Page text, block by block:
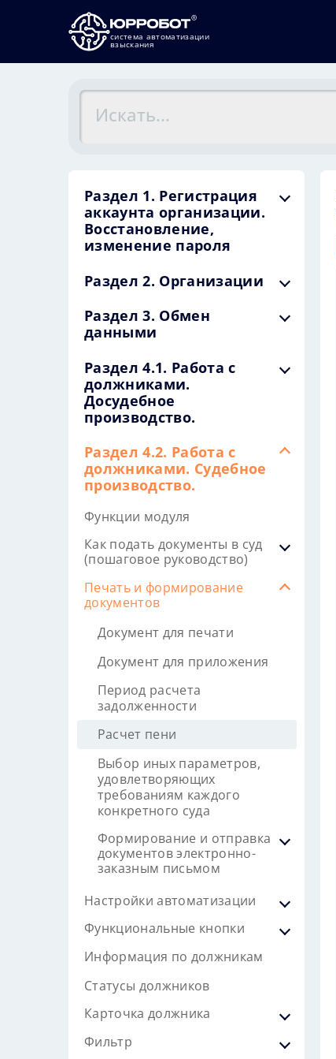
система автоматизации
взыскания
Раздел 1. Регистрация
аккаунта организации.
Восстановление,
изменение пароля
Раздел 2. Организации
Раздел 3. Обмен
данными
Раздел 4.1. Работа с
должниками.
Досудебное
производство.
Раздел 4.2. Работа с
должниками. Судебное
производство.
Функции модуля
Как подать документы в суд
(пошаговое руководство)
Печать и формирование
документов
Документ для печати
Документ для приложения
Период расчета
задолженности
Расчет пени
Выбор иных параметров,
удовлетворяющих
требованиям каждого
конкретного суда
Формирование и отправка
документов электронно-
заказным письмом
Настройки автоматизации
Функциональные кнопки
Информация по должникам
Статусы должников
Карточка должника
Фильтр